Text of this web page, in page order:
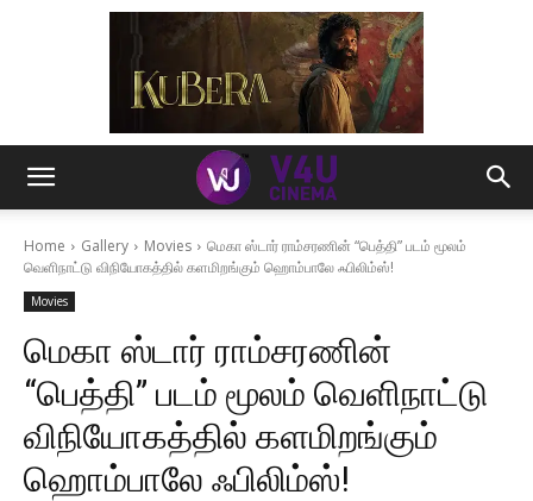
Home Gallery Movies
மெகா ஸ்டார் ராம்சரணின் “பெத்தி” படம் மூலம்
வெளிநாட்டு விநியோகத்தில் களமிறங்கும் ஹொம்பாலே ஃபிலிம்ஸ்!
Movies
மெகா ஸ்டார் ராம்சரணின்
“பெத்தி” படம் மூலம் வெளிநாட்டு
விநியோகத்தில் களமிறங்கும்
ஹொம்பாலே ஃபிலிம்ஸ்!